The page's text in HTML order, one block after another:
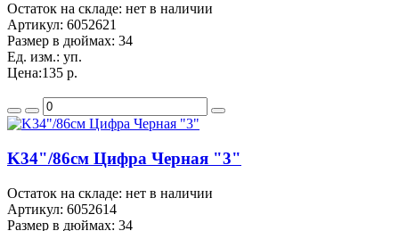
Остаток на складе: нет в наличии
Артикул: 6052621
Размер в дюймах: 34
Ед. изм.: уп.
Цена:135 р.
K34"/86см Цифра Черная "3"
Остаток на складе: нет в наличии
Артикул: 6052614
Размер в дюймах: 34